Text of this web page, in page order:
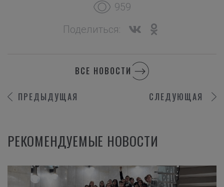
959
Поделиться:
ПРЕДЫДУЩАЯ
ВСЕ НОВОСТИ
СЛЕДУЮЩАЯ
РЕКОМЕНДУЕМЫЕ НОВОСТИ